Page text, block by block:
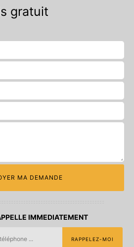
gratuit
IMMEDIATEMENT